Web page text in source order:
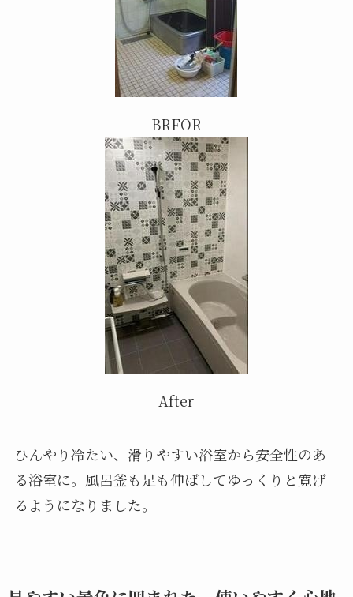
BRFOR
After
ひんやり冷たい、滑りやすい浴室から安全性のあ
る浴室に。風呂釜も足も伸ばしてゆっくりと寛げ
るようになりました。